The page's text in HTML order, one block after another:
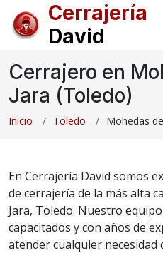
Cerrajería
David
Cerrajero en
Jara (Toledo)
Inicio Toledo Mohedas
En Cerrajería David somos
de cerrajería de la más alta
Jara, Toledo. Nuestro
capacitados y con años de
atender cualquier necesidad